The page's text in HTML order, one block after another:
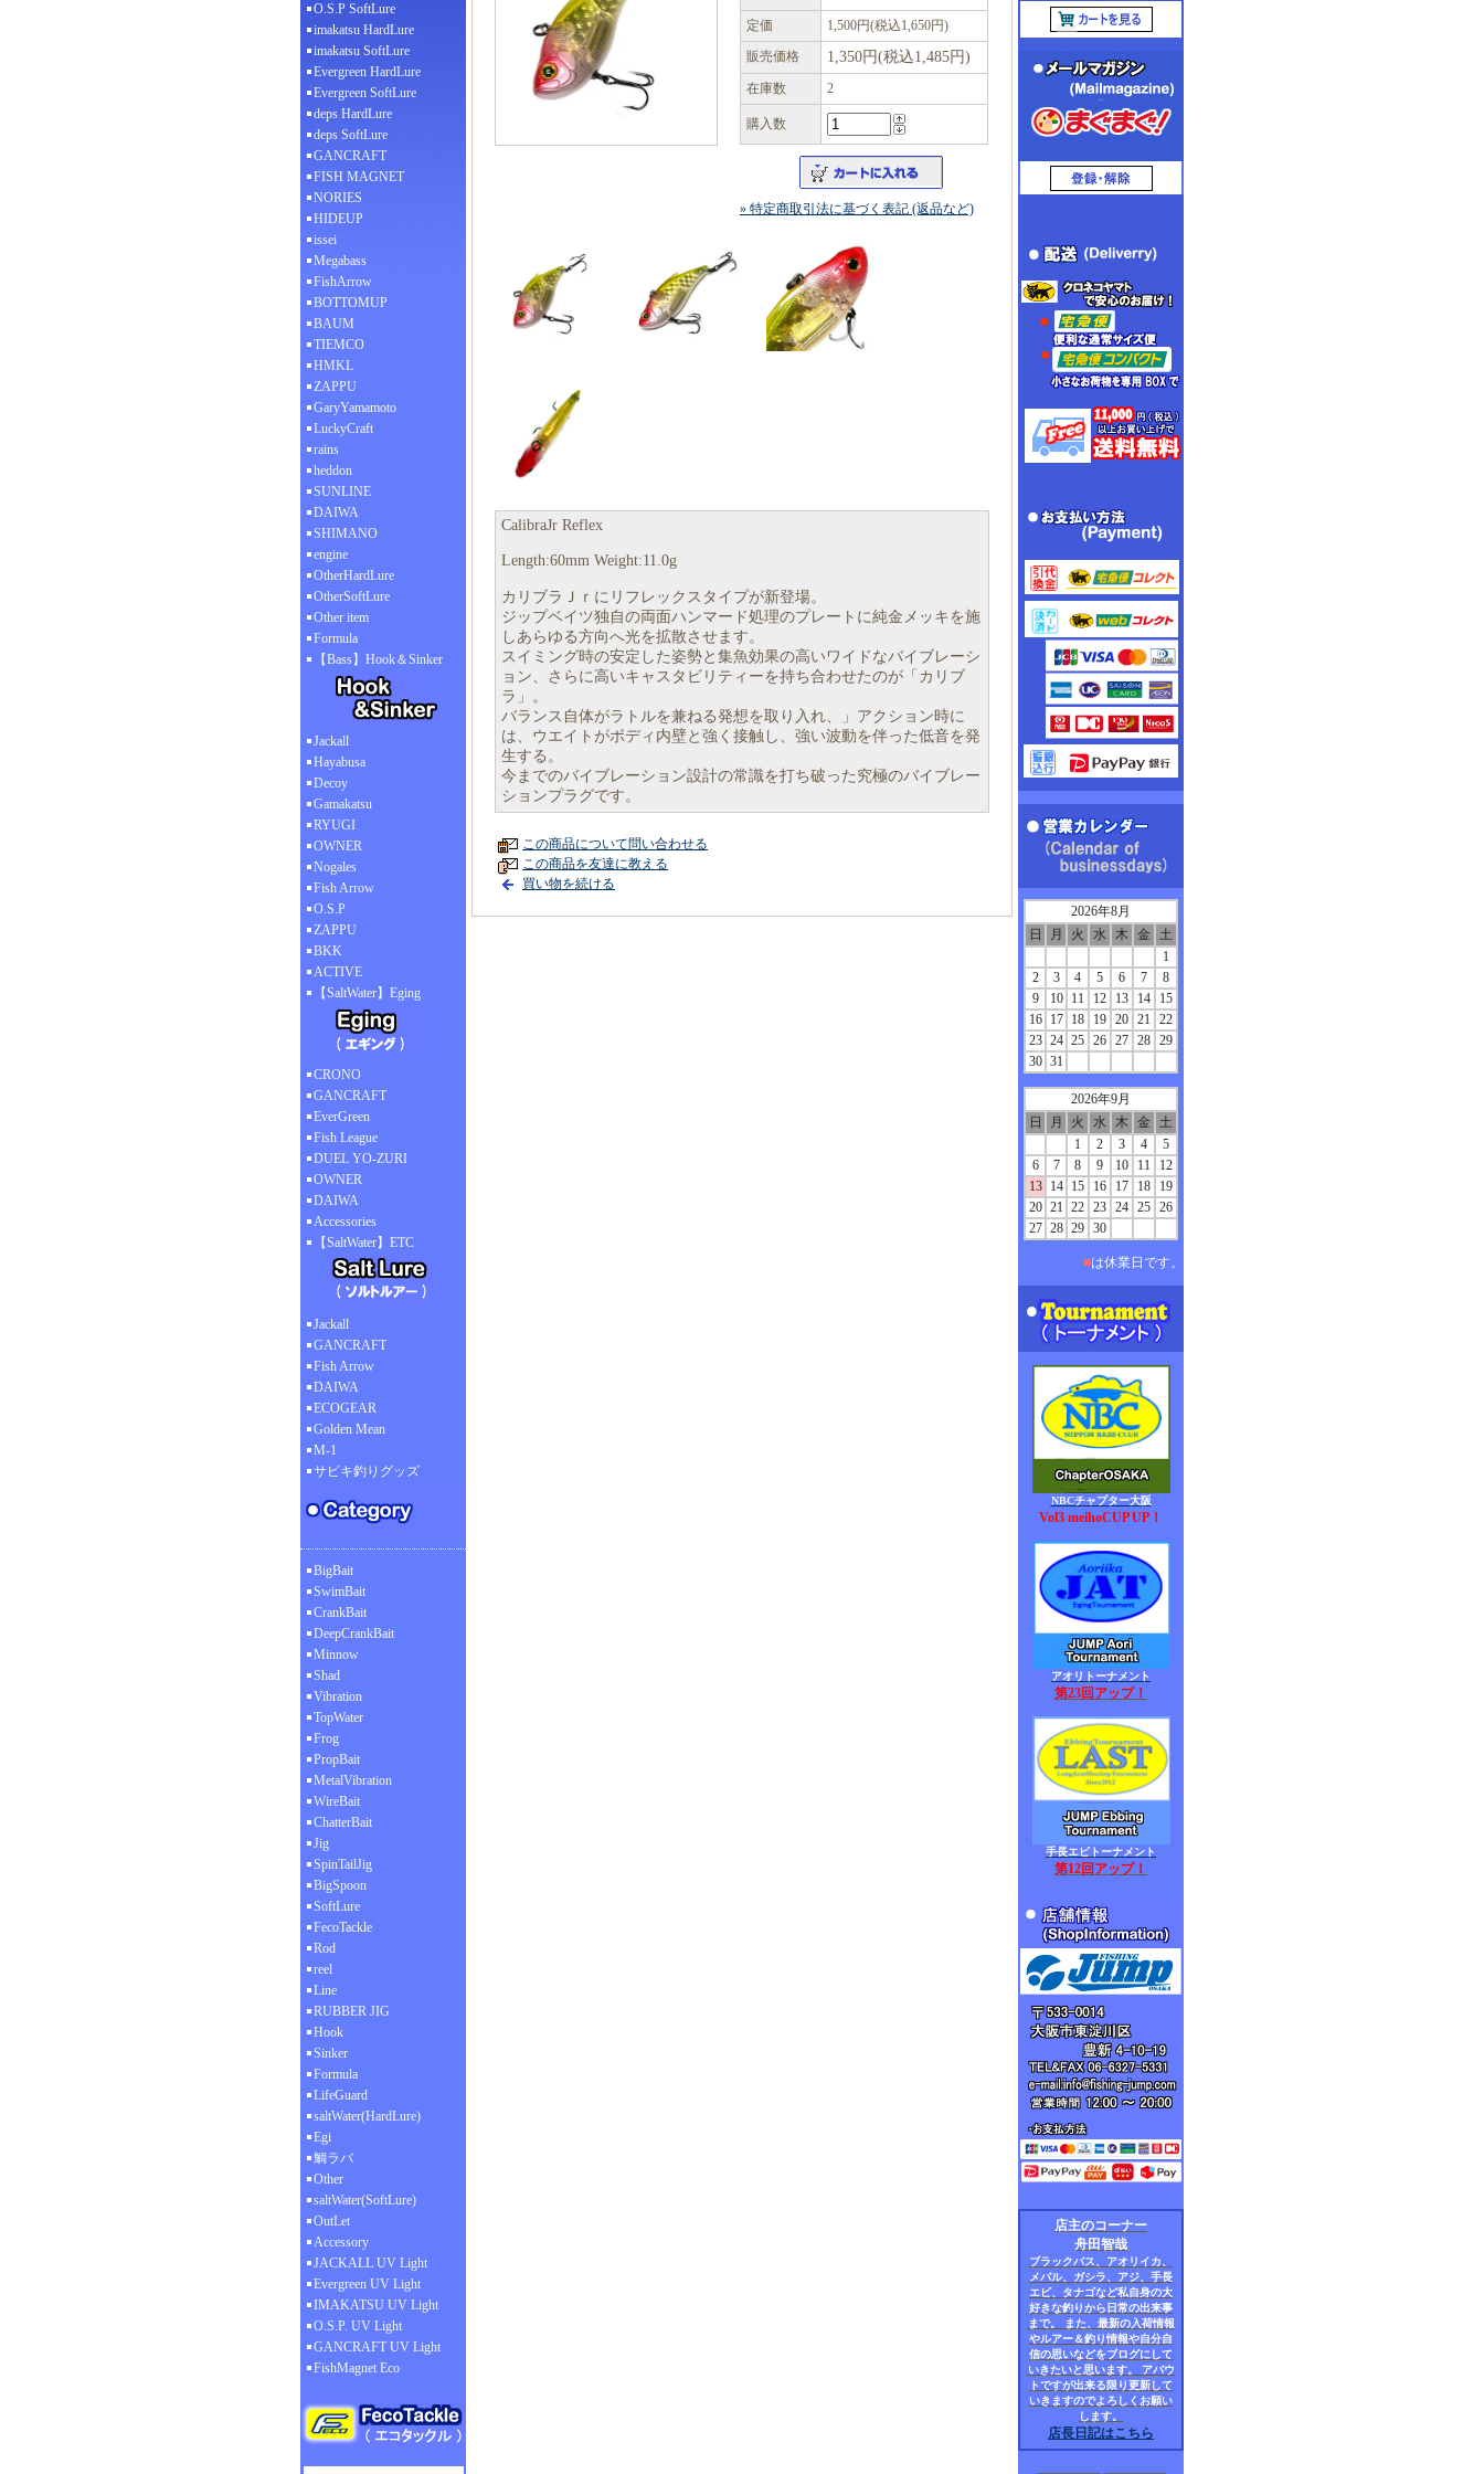
O.S.P SoftLure
imakatsu HardLure
imakatsu SoftLure
Evergreen HardLure
Evergreen SoftLure
deps HardLure
deps SoftLure
GANCRAFT
FISH MAGNET
NORIES
HIDEUP
issei
Megabass
FishArrow
BOTTOMUP
BAUM
TIEMCO
HMKL
ZAPPU
GaryYamamoto
LuckyCraft
rains
heddon
SUNLINE
DAIWA
SHIMANO
engine
OtherHardLure
OtherSoftLure
Other item
Formula
【Bass】Hook＆Sinker
Jackall
Hayabusa
Decoy
Gamakatsu
RYUGI
OWNER
Nogales
Fish Arrow
O.S.P
ZAPPU
BKK
ACTIVE
【SaltWater】Eging
CRONO
GANCRAFT
EverGreen
Fish League
DUEL YO-ZURI
OWNER
DAIWA
Accessories
【SaltWater】ETC
Jackall
GANCRAFT
Fish Arrow
DAIWA
ECOGEAR
Golden Mean
M-1
サビキ釣りグッズ
BigBait
SwimBait
CrankBait
DeepCrankBait
Minnow
Shad
Vibration
TopWater
Frog
PropBait
MetalVibration
WireBait
ChatterBait
Jig
SpinTailJig
BigSpoon
SoftLure
FecoTackle
Rod
reel
Line
RUBBER JIG
Hook
Sinker
Formula
LifeGuard
saltWater(HardLure)
Egi
鯛ラバ
Other
saltWater(SoftLure)
OutLet
Accessory
JACKALL UV Light
Evergreen UV Light
IMAKATSU UV Light
O.S.P. UV Light
GANCRAFT UV Light
FishMagnet Eco
定価
1,500円(税込1,650円)
販売価格
1,350円(税込1,485円)
在庫数 2
購入数
» 特定商取引法に基づく表記 (返品など)
CalibraJr Reflex
Length:60mm Weight:11.0g
カリブラＪｒにリフレックスタイプが新登場。
ジップベイツ独自の両面ハンマード処理のプレートに純金メッキを施
しあらゆる方向へ光を拡散させます。
スイミング時の安定した姿勢と集魚効果の高いワイドなバイブレーシ
ョン、さらに高いキャスタビリティーを持ち合わせたのが「カリブ
ラ」。
バランス自体がラトルを兼ねる発想を取り入れ、」アクション時に
は、ウエイトがボディ内壁と強く接触し、強い波動を伴った低音を発
生する。
今までのバイブレーション設計の常識を打ち破った究極のバイブレー
ションプラグです。
この商品について問い合わせる
この商品を友達に教える
買い物を続ける
2026年8月
日
月 火 水 木 金
土
1
2
3 4 5 6 7
8
9
10 11 12 13 14
15
16
17 18 19 20 21
22
23 24 25 26 27 28 29
30 31
2026年9月
日
月 火 水 木 金
土
1
2 3 4
5
6
7 8 9 10 11
12
13
14 15 16 17 18
19
20 21 22 23 24 25 26
27 28 29 30
■は休業日です。
NBCチャプター大阪
Vol3 meihoCUP UP！
アオリトーナメント
第23回アップ！
手長エビトーナメント
第12回アップ！
店主のコーナー
舟田智哉
ブラックバス、アオリイカ、
メバル、ガシラ、アジ、手長
エビ、タナゴなど私自身の大
好きな釣りから日常の出来事
まで。 また、最新の入荷情報
やルアー＆釣り情報や自分自
信の思いなどをブログにして
いきたいと思います。 アバウ
トですが出来る限り更新して
いきますのでよろしくお願い
します。
店長日記はこちら